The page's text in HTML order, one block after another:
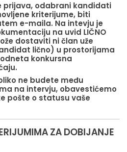
prijava, odabrani kandidati
kriterijume, biti
e-maila. Na intevju je
na uvid LIČNO
dostaviti ni član uže
lično) u prostorijama
konkursna
ne budete među
na intervju, obavestićemo
pošte o statusu vaše
ZA DOBIJANJE